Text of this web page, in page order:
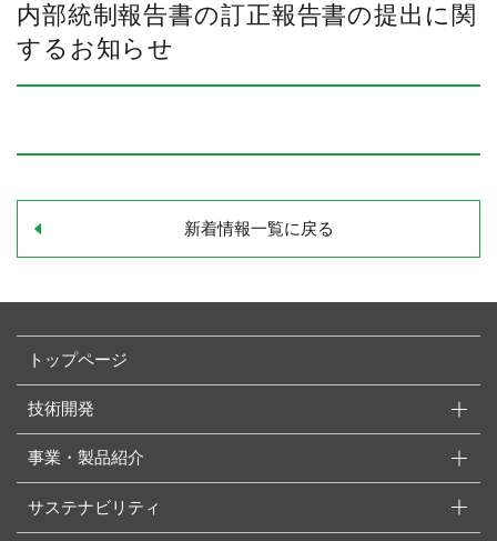
内部統制報告書の訂正報告書の提出に関
するお知らせ
新着情報一覧に戻る
トップページ
技術開発
事業・製品紹介
サステナビリティ